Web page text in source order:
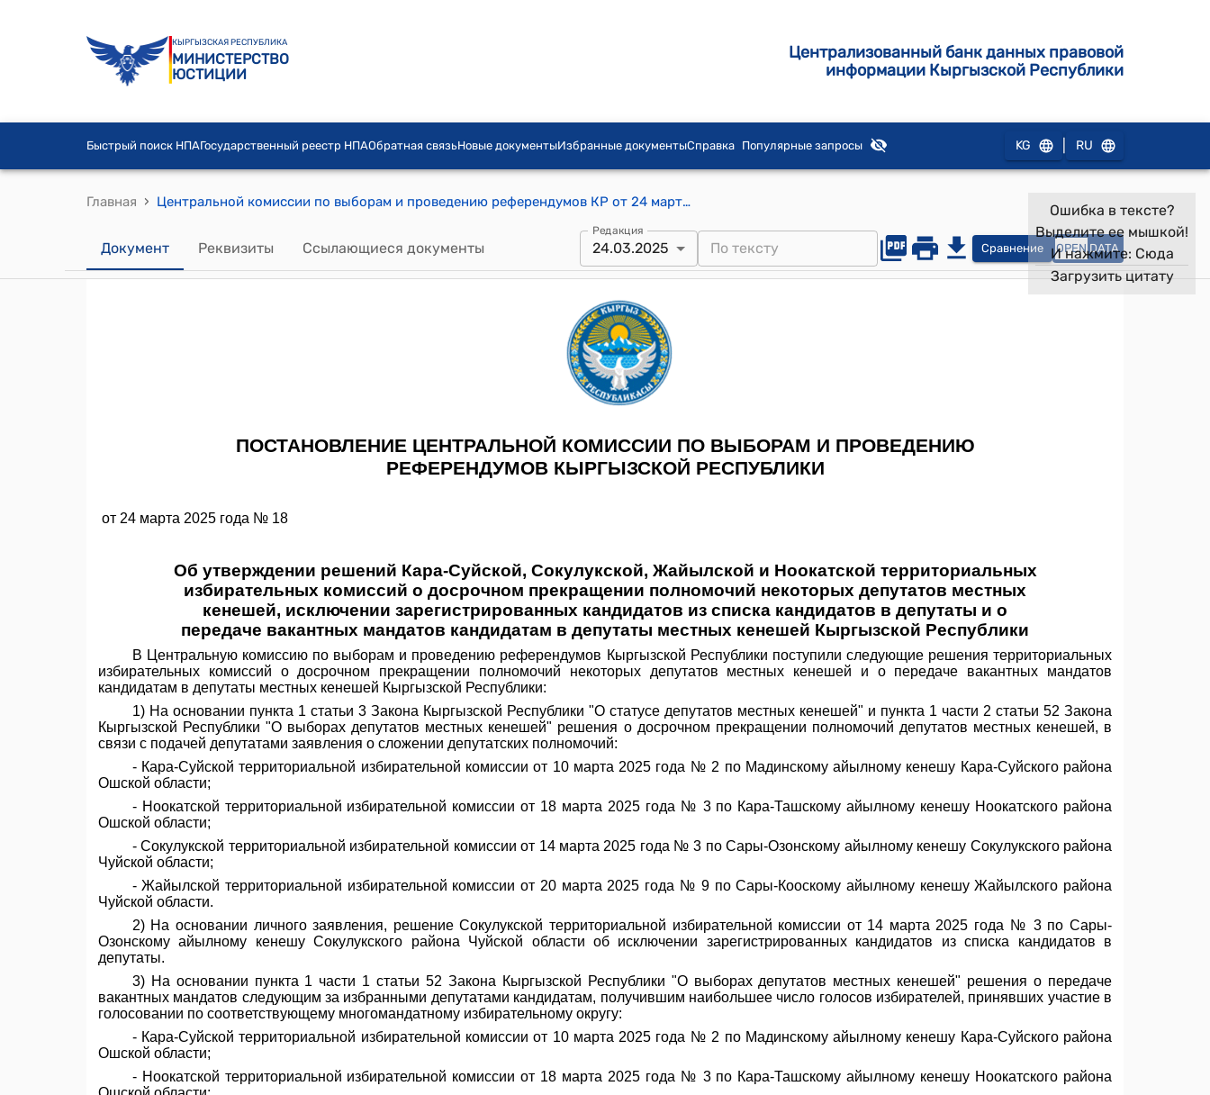
КЫРГЫЗСКАЯ РЕСПУБЛИКА
МИНИСТЕРСТВО
ЮСТИЦИИ
Централизованный банк данных правовой
информации Кыргызской Республики
Быстрый поиск НПАГосударственный реестр НПАОбратная связьНовые документыИзбранные документыСправка Популярные запросы KG RU
Главная › Центральной комиссии по выборам и проведению референдумов КР от 24 марта 2025 года № 18 "Об утверждении решений Кара-Суйской, Сокулукской, Жайылской и Ноокатской территориальных избирательных комиссий о досрочном прекращении полномочий некоторых депутатов местных кенешей, исключении зарегистрированных кандидатов из списка кандидатов в депутаты и о передаче вакантных мандатов кандидатам в депутаты местных кенешей Кыргызской Республики"
Документ Реквизиты Ссылающиеся документы
Редакция
24.03.2025 Сравнение OPEN DATA
Ошибка в тексте?
Выделите ее мышкой!
И нажмите: Сюда
Загрузить цитату